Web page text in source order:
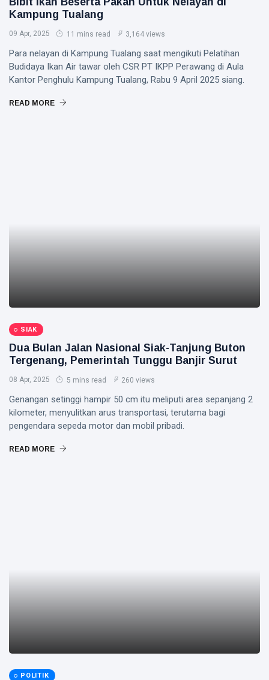
Kampung Tualang
09 Apr, 2025 11 mins read 3,164 views
Para nelayan di Kampung Tualang saat mengikuti Pelatihan
Budidaya Ikan Air tawar oleh CSR PT IKPP Perawang di Aula
Kantor Penghulu Kampung Tualang, Rabu 9 April 2025 siang.
READ MORE
SIAK
Dua Bulan Jalan Nasional Siak-Tanjung Buton
Tergenang, Pemerintah Tunggu Banjir Surut
08 Apr, 2025 5 mins read 260 views
Genangan setinggi hampir 50 cm itu meliputi area sepanjang 2
kilometer, menyulitkan arus transportasi, terutama bagi
pengendara sepeda motor dan mobil pribadi.
READ MORE
POLITIK